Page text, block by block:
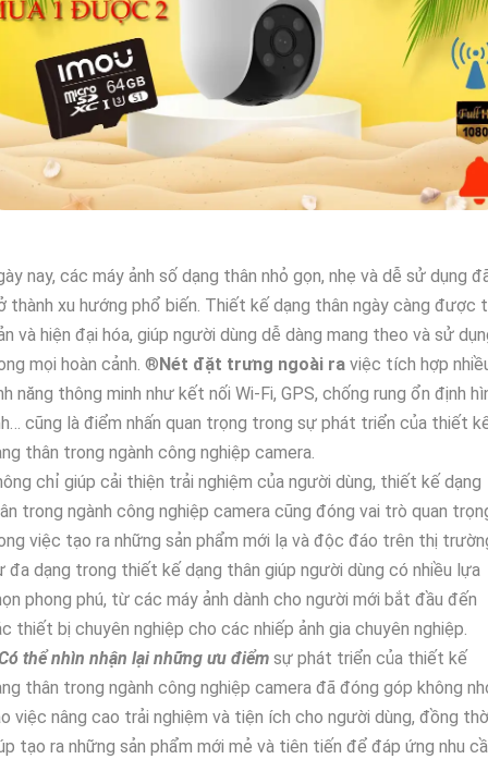
nay, các máy ảnh số dạng thân nhỏ gọn, nhẹ và dễ sử dụng
thành xu hướng phổ biến. Thiết kế dạng thân ngày càng được
và hiện đại hóa, giúp người dùng dễ dàng mang theo và sử
mọi hoàn cảnh. ®️ Nét đặt trưng ngoài ra việc tích hợp
năng thông minh như kết nối Wi-Fi, GPS, chống rung ổn định
cũng là điểm nhấn quan trọng trong sự phát triển của thiết
thân trong ngành công nghiệp camera.
chỉ giúp cải thiện trải nghiệm của người dùng, thiết kế dạng
trong ngành công nghiệp camera cũng đóng vai trò quan
việc tạo ra những sản phẩm mới lạ và độc đáo trên thị
đa dạng trong thiết kế dạng thân giúp người dùng có nhiều lựa
phong phú, từ các máy ảnh dành cho người mới bắt đầu đến
thiết bị chuyên nghiệp cho các nhiếp ảnh gia chuyên nghiệp.
thể nhìn nhận lại những ưu điểm sự phát triển của thiết kế
thân trong ngành công nghiệp camera đã đóng góp không
việc nâng cao trải nghiệm và tiện ích cho người dùng, đồng
tạo ra những sản phẩm mới mẻ và tiên tiến để đáp ứng nhu